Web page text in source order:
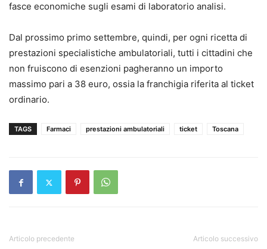
fasce economiche sugli esami di laboratorio analisi.
Dal prossimo primo settembre, quindi, per ogni ricetta di
prestazioni specialistiche ambulatoriali, tutti i cittadini che
non fruiscono di esenzioni pagheranno un importo
massimo pari a 38 euro, ossia la franchigia riferita al ticket
ordinario.
TAGS Farmaci prestazioni ambulatoriali ticket Toscana
Articolo precedente Articolo successivo